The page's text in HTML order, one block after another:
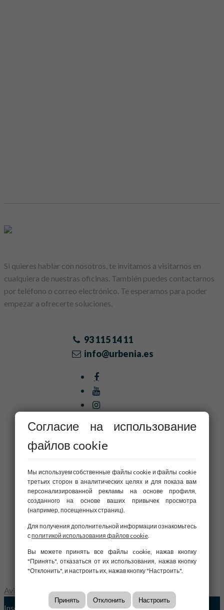
93 115 14 11
info@urbenia.es
Si quieres hablar con nosotros, te invitamos a visitarnos en
cualquiera de nuestras oficinas. También puedes contactarnos
por teléfono o correo electrónico. Te esperamos para poder
empezar a ofrecerte soluciones.
ARENYS DE MAR
BARCELONA
PINEDA DE MAR
Главная
Услуги
Блог
Контакты
Aviso Legal
Política de Cookies
Inscrito en el Registre d'Agents Immobiliaris de Catalunya
Согласие на использование
файлов cookie
Мы используем собственные файлы cookie и файлы cookie
третьих сторон в аналитических целях и для показа вам
персонализированной рекламы на основе профиля,
созданного на основе ваших привычек просмотра
(например, посещенных страниц).
Для получения дополнительной информации ознакомьтесь
сполитикой использования файлов cookie.
Вы можете принять все файлы cookie, нажав кнопку
"Принять", отказаться от их использования, нажав кнопку
"Отклонить", и настроить их, нажав кнопку "Настроить".
Принять Отклонить Настроить